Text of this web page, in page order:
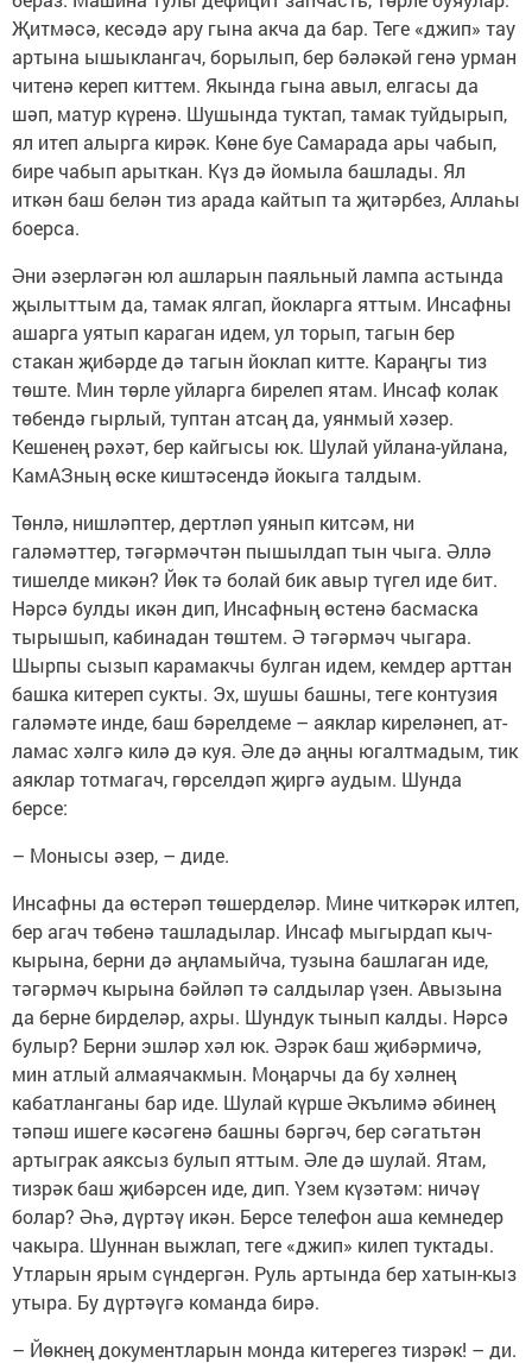
Җитмәсә, кесәдә ару гына акча да бар. Теге «джип» тау
артына ышыклангач, борылып, бер бәләкәй генә урман
читенә кереп кит­тем. Якында гына авыл, елгасы да
шәп, матур күренә. Шушында туктап, тамак туйдырып,
ял итеп алырга кирәк. Көне буе Самарада ары чабып,
бире чабып арыткан. Күз дә йомыла башлады. Ял
иткән баш белән тиз арада кайтып та җитәрбез, Аллаһы
боерса.
Әни әзерләгән юл ашларын паяль­ный лампа астында
җылыттым да, та­мак ялгап, йокларга яттым. Инсафны
ашарга уятып караган идем, ул торып, тагын бер
стакан җибәрде дә тагын йо­клап китте. Караңгы тиз
төште. Мин төрле уйларга бирелеп ятам. Инсаф колак
төбендә гырлый, туптан атсаң да, уянмый хәзер.
Кешенең рәхәт, бер кайгысы юк. Шулай уйлана-уйлана,
КамАЗның өске киштәсендә йокыга талдым.
Төнлә, нишләптер, дертләп уянып китсәм, ни
галәмәттер, тәгәрмәчтән пышылдап тын чыга. Әллә
тишелде микән? Йөк тә болай бик авыр түгел иде бит.
Нәрсә булды икән дип, Инсафның өстенә басмаска
тырышып, кабинадан төштем. Ә тәгәрмәч чыгара.
Шырпы сы­зып карамакчы булган идем, кемдер арттан
башка китереп сукты. Эх, шушы башны, теге контузия
галәмәте инде, баш бәрелдеме – аяклар киреләнеп, ат­
ламас хәлгә килә дә куя. Әле дә аңны югалтмадым, тик
аяклар тотмагач, гөрселдәп җиргә аудым. Шунда
берсе:
– Монысы әзер, – диде.
Инсафны да өстерәп төшерделәр. Мине читкәрәк илтеп,
бер агач төбенә ташладылар. Инсаф мыгырдап кыч­
кырына, берни дә аңламыйча, тузы­на башлаган иде,
тәгәрмәч кырына бәйләп тә салдылар үзен. Авызына
да берне бирделәр, ахры. Шундук тынып калды. Нәрсә
булыр? Берни эшләр хәл юк. Әзрәк баш җибәрмичә,
мин атлый алмаячакмын. Моңарчы да бу хәлнең
кабатланганы бар иде. Шулай күрше Әкълимә әбинең
тәпәш ишеге кәсәгенә башны бәргәч, бер сәгатьтән
артыграк аяксыз булып яттым. Әле дә шулай. Ятам,
тизрәк баш җибәрсен иде, дип. Үзем күзәтәм: ничәү
болар? Әһә, дүртәү икән. Берсе телефон аша кемнедер
ча­кыра. Шуннан выжлап, теге «джип» ки­леп туктады.
Утларын ярым сүндергән. Руль артында бер хатын-кыз
утыра. Бу дүртәүгә команда бирә.
– Йөкнең документларын монда ки­терегез тизрәк! – ди.